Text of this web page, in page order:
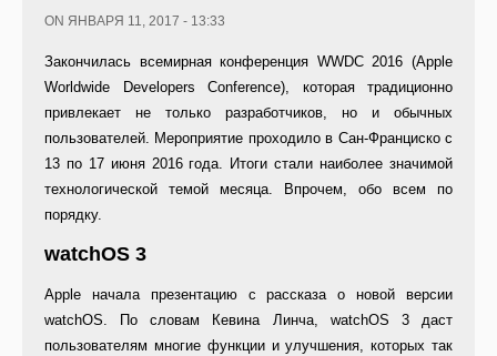
ON ЯНВАРЯ 11, 2017 - 13:33
Закончилась всемирная конференция WWDC 2016 (Apple
Worldwide Developers Conference), которая традиционно
привлекает не только разработчиков, но и обычных
пользователей. Мероприятие проходило в Сан-Франциско с
13 по 17 июня 2016 года. Итоги стали наиболее значимой
технологической темой месяца. Впрочем, обо всем по
порядку.
watchOS 3
Apple начала презентацию с рассказа о новой версии
watchOS. По словам Кевина Линча, watchOS 3 даст
пользователям многие функции и улучшения, которых так